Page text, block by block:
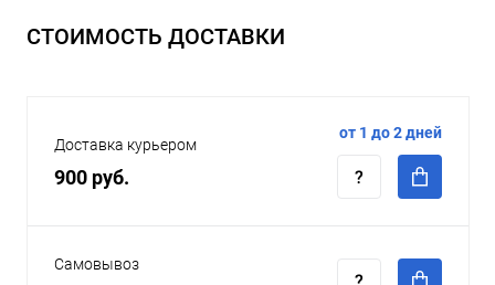
СТОИМОСТЬ ДОСТАВКИ
Доставка курьером
900 руб.
от 1 до 2 дней
Самовывоз